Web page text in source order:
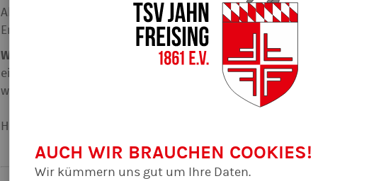
Aber der Leitershofener aus Übersee, Tucker, übernahm in der
Entscheidungen das Spiel für die Leitershofener nach Hause.
Wieder nix zu holen für das junge Freisinger Team, welches nun 4
ein starkes Spiel der relativ unerfahrenen Truppe - und lässt damit
wenn am kommenden Samstag der Tabellenführer in der
Hier die
AUCH WIR BRAUCHEN COOKIES!
Wir kümmern uns gut um Ihre Daten.